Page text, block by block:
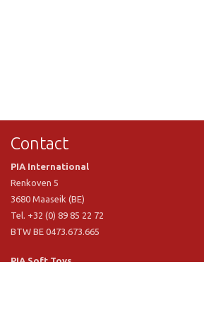
Contact
PIA International
Renkoven 5
3680 Maaseik (BE)
Tel. +32 (0) 89 85 22 72
BTW BE 0473.673.665
PIA Soft Toys